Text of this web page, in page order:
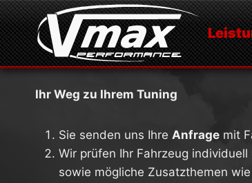
Zum
Inhalt
springen
Ihr Weg zu Ihrem Tuning
Sie senden uns Ihre Anfrage mit
Wir prüfen Ihr Fahrzeug
sowie mögliche Zusatzthemen